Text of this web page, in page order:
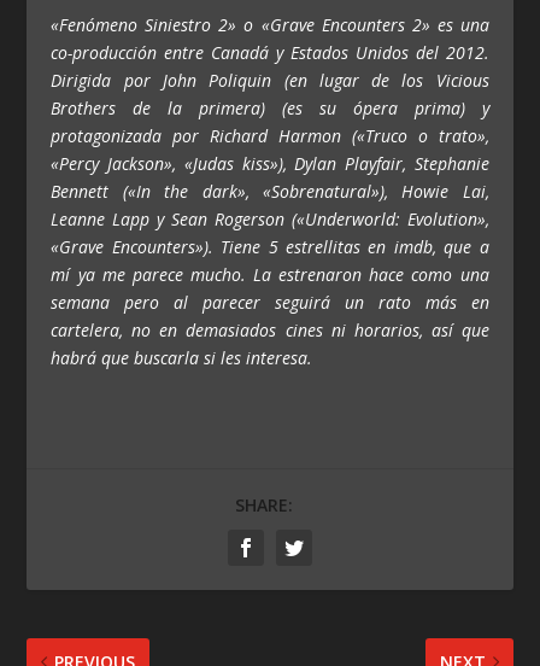
«Fenómeno Siniestro 2» o «Grave Encounters 2» es una
co-producción entre Canadá y Estados Unidos del 2012.
Dirigida por John Poliquin (en lugar de los Vicious
Brothers de la primera) (es su ópera prima) y
protagonizada por Richard Harmon («Truco o trato»,
«Percy Jackson», «Judas kiss»), Dylan Playfair, Stephanie
Bennett («In the dark», «Sobrenatural»), Howie Lai,
Leanne Lapp y Sean Rogerson («Underworld: Evolution»,
«Grave Encounters»). Tiene 5 estrellitas en imdb, que a
mí ya me parece mucho. La estrenaron hace como una
semana pero al parecer seguirá un rato más en
cartelera, no en demasiados cines ni horarios, así que
habrá que buscarla si les interesa.
SHARE: